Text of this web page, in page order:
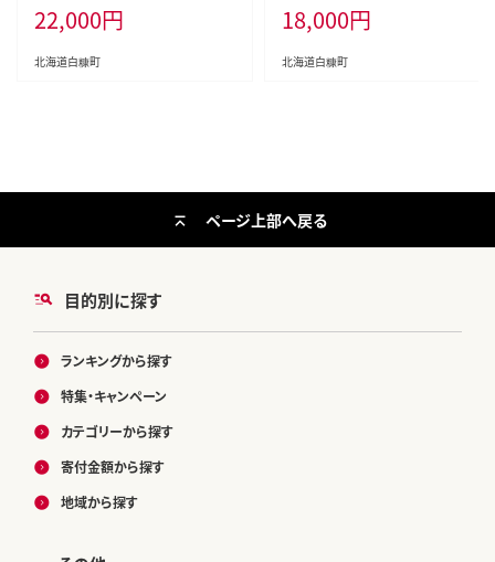
22,000円
北海道白糠町
18,000円
北海道白糠町
目的別に探す
ランキングから探す
特集・キャンペーン
カテゴリーから探す
寄付金額から探す
地域から探す
ページ上部へ戻る